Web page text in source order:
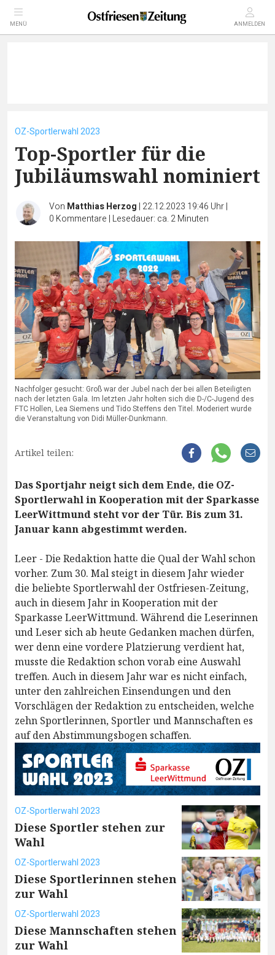
MENÜ ANMELDEN
OZ-Sportlerwahl 2023
Top-Sportler für die
Jubiläumswahl nominiert
Von Matthias Herzog | 22.12.2023 19:46 Uhr|
0 Kommentare | Lesedauer: ca. 2 Minuten
Nachfolger gesucht: Groß war der Jubel nach der bei allen Beteiligten
nach der letzten Gala. Im letzten Jahr holten sich die D-/C-Jugend des
FTC Hollen, Lea Siemens und Tido Steffens den Titel. Moderiert wurde
die Veranstaltung von Didi Müller-Dunkmann.
Artikel teilen:
Das Sportjahr neigt sich dem Ende, die OZ-
Sportlerwahl in Kooperation mit der Sparkasse
LeerWittmund steht vor der Tür. Bis zum 31.
Januar kann abgestimmt werden.
Leer - Die Redaktion hatte die Qual der Wahl schon
vorher. Zum 30. Mal steigt in diesem Jahr wieder
die beliebte Sportlerwahl der Ostfriesen-Zeitung,
auch in diesem Jahr in Kooperation mit der
Sparkasse LeerWittmund. Während die Leserinnen
und Leser sich ab heute Gedanken machen dürfen,
wer denn eine vordere Platzierung verdient hat,
musste die Redaktion schon vorab eine Auswahl
treffen. Auch in diesem Jahr war es nicht einfach,
unter den zahlreichen Einsendungen und den
Vorschlägen der Redaktion zu entscheiden, welche
zehn Sportlerinnen, Sportler und Mannschaften es
auf den Abstimmungsbogen schaffen.
OZ-Sportlerwahl 2023
Diese Sportler stehen zur
Wahl
OZ-Sportlerwahl 2023
Diese Sportlerinnen stehen
zur Wahl
OZ-Sportlerwahl 2023
Diese Mannschaften stehen
zur Wahl